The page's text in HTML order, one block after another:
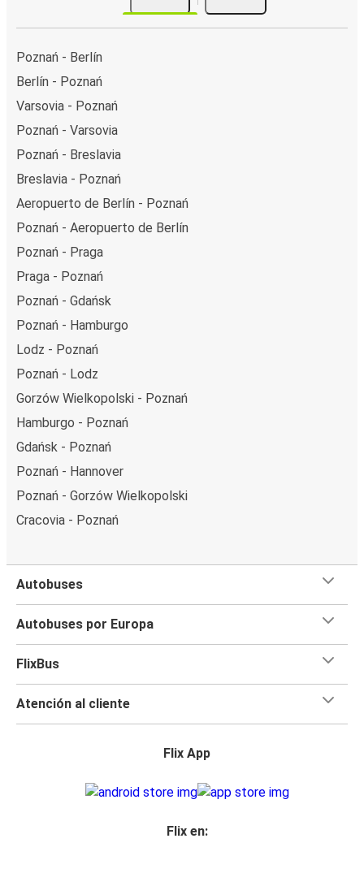
Poznań - Berlín
Berlín - Poznań
Varsovia - Poznań
Poznań - Varsovia
Poznań - Breslavia
Breslavia - Poznań
Aeropuerto de Berlín - Poznań
Poznań - Aeropuerto de Berlín
Poznań - Praga
Praga - Poznań
Poznań - Gdańsk
Poznań - Hamburgo
Lodz - Poznań
Poznań - Lodz
Gorzów Wielkopolski - Poznań
Hamburgo - Poznań
Gdańsk - Poznań
Poznań - Hannover
Poznań - Gorzów Wielkopolski
Cracovia - Poznań
Autobuses
Autobuses por Europa
FlixBus
Atención al cliente
Flix App
Flix en: